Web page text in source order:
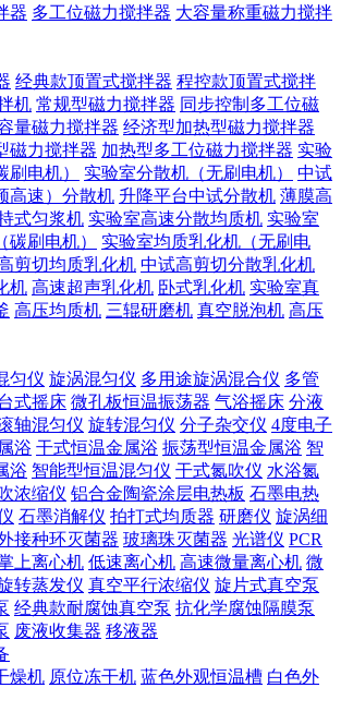
器 多工位磁力搅拌器 大容量称重磁力搅拌
经典款顶置式搅拌器 程控款顶置式搅拌
机 常规型磁力搅拌器 同步控制多工位磁
量磁力搅拌器 经济型加热型磁力搅拌器
磁力搅拌器 加热型多工位磁力搅拌器 实验
电机）
实验室分散机（无刷电机）
中试
高速）分散机 升降平台中试分散机 薄膜高
式匀浆机 实验室高速分散均质机 实验室
碳刷电机）
实验室均质乳化机（无刷电
剪切均质乳化机 中试高剪切分散乳化机
机 高速超声乳化机 卧式乳化机 实验室真
高压均质机 三辊研磨机 真空脱泡机 高压
匀仪 旋涡混匀仪 多用途旋涡混合仪 多管
式摇床 微孔板恒温振荡器 气浴摇床 分液
轴混匀仪 旋转混匀仪 分子杂交仪 4度电子
浴 干式恒温金属浴 振荡型恒温金属浴 智
浴 智能型恒温混匀仪 干式氮吹仪 水浴氮
浓缩仪 铝合金陶瓷涂层电热板 石墨电热
石墨消解仪 拍打式均质器 研磨仪 旋涡细
接种环灭菌器 玻璃珠灭菌器 光谱仪 PCR
上离心机 低速离心机 高速微量离心机 微
转蒸发仪 真空平行浓缩仪 旋片式真空泵
经典款耐腐蚀真空泵 抗化学腐蚀隔膜泵
废液收集器 移液器
燥机 原位冻干机 蓝色外观恒温槽 白色外